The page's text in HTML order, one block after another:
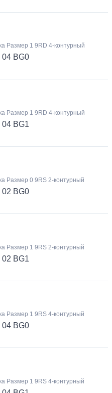
Размер 1 9RD 4-контурный
04 BG0
Размер 1 9RD 4-контурный
04 BG1
Размер 0 9RS 2-контурный
02 BG0
Размер 1 9RS 2-контурный
02 BG1
Размер 1 9RS 4-контурный
04 BG0
Размер 1 9RS 4-контурный